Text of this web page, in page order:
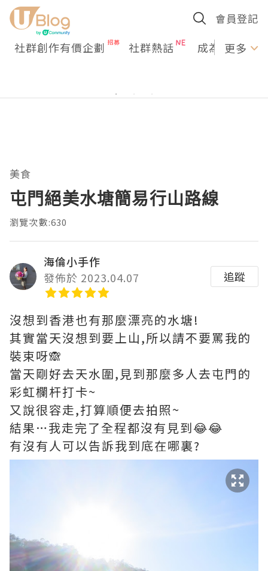
會員登記
社群創作有價企劃 社群熱話 成為U更多
美食
屯門絕美水塘簡易行山路線
瀏覽次數:630
海倫小手作
發佈於 2023.04.07
追蹤
沒想到香港也有那麼漂亮的水塘!
其實當天沒想到要上山,所以請不要罵我的
裝束呀🙈
當天剛好去天水圍,見到那麼多人去屯門的
彩虹欄杆打卡~
又說很容走,打算順便去拍照~
結果…我走完了全程都沒有見到😂😂
有沒有人可以告訴我到底在哪裏?